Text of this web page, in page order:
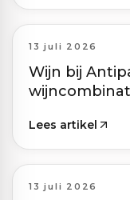
13 juli 2026
Wijn bij
Lees artikel
13 juli 2026